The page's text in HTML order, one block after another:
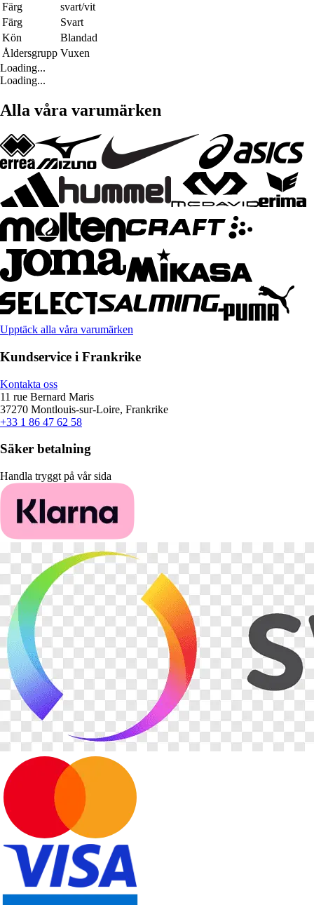
Färg
svart/vit
Färg
Svart
Kön
Blandad
Åldersgrupp Vuxen
Loading...
Loading...
Alla våra varumärken
Upptäck alla våra varumärken
Kundservice i Frankrike
Kontakta oss
11 rue Bernard Maris
37270 Montlouis-sur-Loire, Frankrike
+33 1 86 47 62 58
Säker betalning
Handla tryggt på vår sida